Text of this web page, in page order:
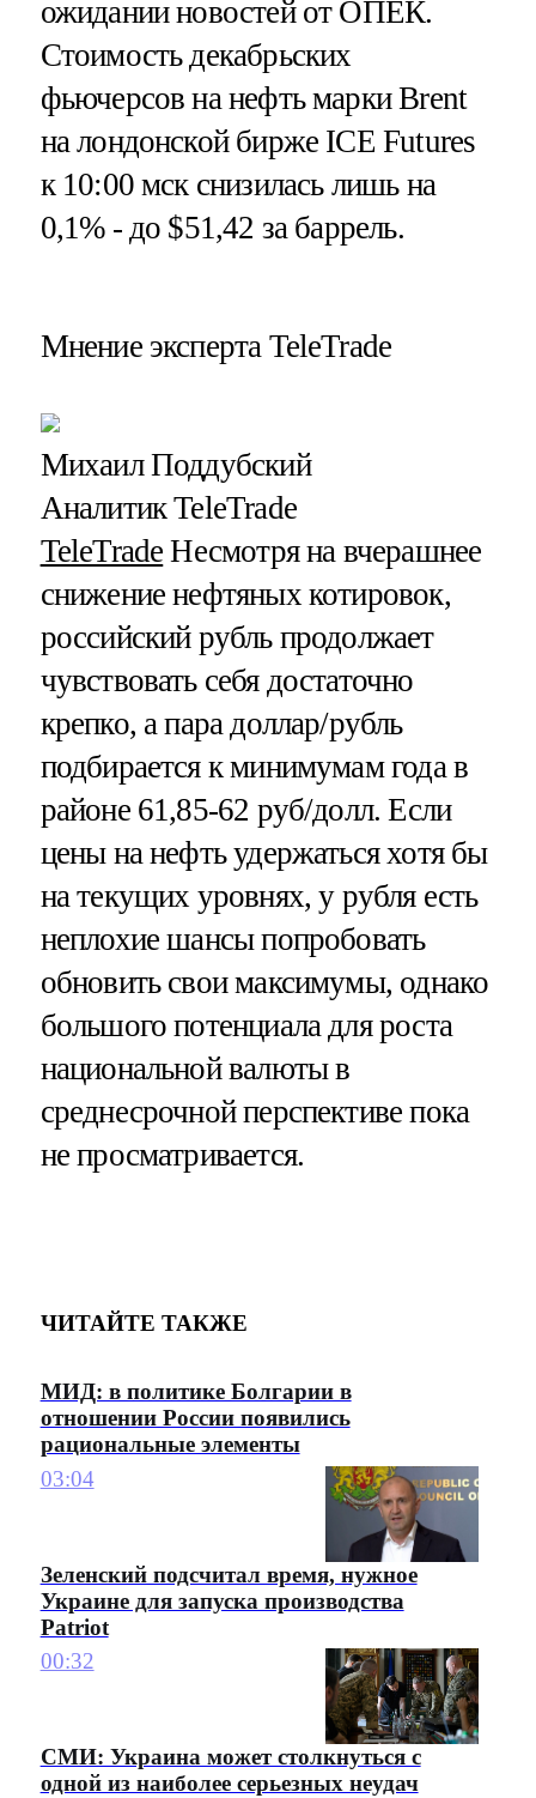
ожидании новостей от ОПЕК.
Стоимость декабрьских
фьючерсов на нефть марки Brent
на лондонской бирже ICE Futures
к 10:00 мск снизилась лишь на
0,1% - до $51,42 за баррель.
Мнение эксперта TeleTrade
Михаил Поддубский
Аналитик TeleTrade
TeleTrade Несмотря на вчерашнее
снижение нефтяных котировок,
российский рубль продолжает
чувствовать себя достаточно
крепко, а пара доллар/рубль
подбирается к минимумам года в
районе 61,85-62 руб/долл. Если
цены на нефть удержаться хотя бы
на текущих уровнях, у рубля есть
неплохие шансы попробовать
обновить свои максимумы, однако
большого потенциала для роста
национальной валюты в
среднесрочной перспективе пока
не просматривается.
ЧИТАЙТЕ ТАКЖЕ
МИД: в политике Болгарии в
отношении России появились
рациональные элементы
03:04
Зеленский подсчитал время, нужное
Украине для запуска производства
Patriot
00:32
СМИ: Украина может столкнуться с
одной из наиболее серьезных неудач